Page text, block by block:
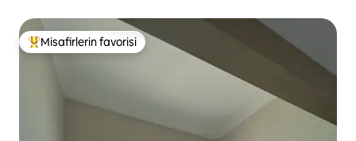
Misafirlerin favorilerinden en beğenilenler arasında
Misafirlerin favorisi